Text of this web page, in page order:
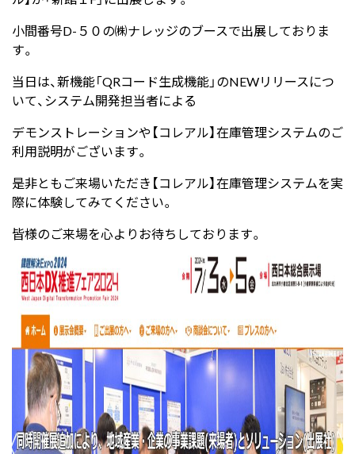
小間番号D-５０の㈱ナレッジのブースで出展しておりま
す。
当日は、新機能「QRコード生成機能」のNEWリリースにつ
いて、システム開発担当者による
デモンストレーションや【コレアル】在庫管理システムのご
利用説明がございます。
是非ともご来場いただき【コレアル】在庫管理システムを実
際に体験してみてください。
皆様のご来場を心よりお待ちしております。